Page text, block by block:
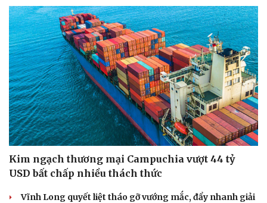
Văn hóa
Sân khấu - Điện ảnh
Văn học
Âm nhạc
Di sản
Giải trí
Nghệ sĩ
Thời trang
Sao Việt
Kim ngạch thương mại Campuchia vượt 44 tỷ
USD bất chấp nhiều thách thức
Vĩnh Long quyết liệt tháo gỡ vướng mắc, đẩy nhanh giải